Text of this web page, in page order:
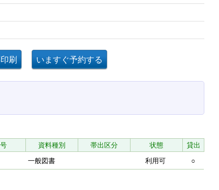
資料種別 帯出区分 状態
貸出
一般図書 利用可 ○